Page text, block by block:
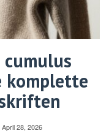
komplette
April 28, 2026